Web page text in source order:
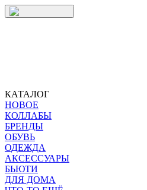
КАТАЛОГ
НОВОЕ
КОЛЛАБЫ
БРЕНДЫ
ОБУВЬ
ОДЕЖДА
АКСЕССУАРЫ
БЬЮТИ
ДЛЯ ДОМА